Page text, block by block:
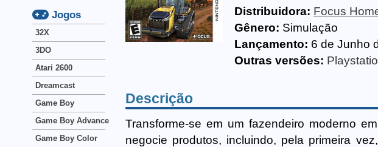
Distribuidora: Focus
Gênero: Simulação
Lançamento: 6 de Junho
Outras versões:
Descrição
Transforme-se em um fazendeiro moderno
negocie produtos, incluindo, pela primeira
Jogos
32X
3DO
Atari 2600
Dreamcast
Game Boy
Game Boy Advance
Game Boy Color